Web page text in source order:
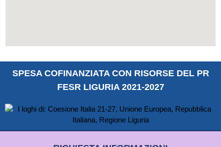
SPESA COFINANZIATA CON RISORSE DEL PR
FESR LIGURIA 2021-2027